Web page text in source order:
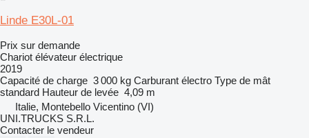
Linde E30L-01
Prix sur demande
Chariot élévateur électrique
2019
Capacité de charge 3 000 kg Carburant électro Type de mât
standard Hauteur de levée 4,09 m
Italie, Montebello Vicentino (VI)
UNI.TRUCKS S.R.L.
Contacter le vendeur